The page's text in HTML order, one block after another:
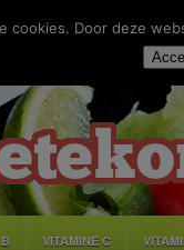
VITAMINE C
cookies. Door deze